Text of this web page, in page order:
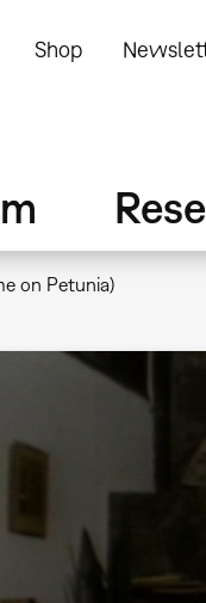
Shop
on Petunia)